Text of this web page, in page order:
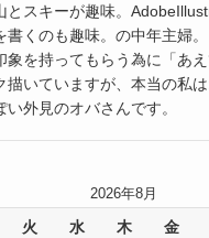
とスキーが趣味。
書くのも趣味。の中年主婦
象を持ってもらう為に「あ
描いていますが、本当の私
い外見のオバさんです。
2026年8月
火 水 木 金